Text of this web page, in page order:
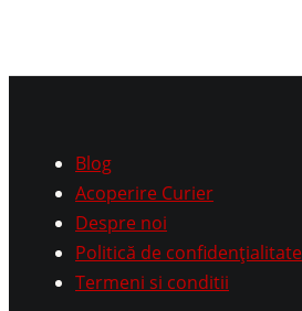
Blog
Acoperire Curier
Despre noi
Politică de confidențialitate
Termeni si conditii